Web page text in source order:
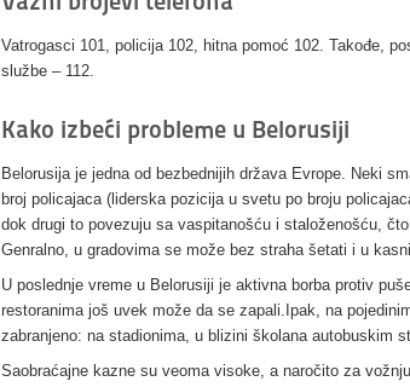
Vatrogasci 101, policija 102, hitna pomoć 102. Takođe,
službe – 112.
Kako izbeći probleme u Belorusiji
Belorusija je jedna od bezbednijih država Evrope. Neki
broj policajaca (liderska pozicija u svetu po broju
dok drugi to povezuju sa vaspitanošću i staloženošću,
Genralno, u gradovima se može bez straha šetati i u
U poslednje vreme u Belorusiji je aktivna borba protiv
restoranima još uvek može da se zapali.Ipak, na
zabranjeno: na stadionima, u blizini školana autobuskim
Saobraćajne kazne su veoma visoke, a naročito za